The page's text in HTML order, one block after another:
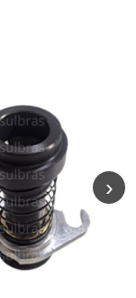
›
Industrial
Gráfica
Revestimento
e Poliuretano
(PU)